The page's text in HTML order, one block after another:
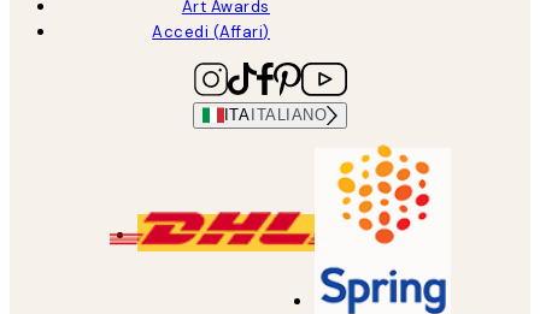
Art Awards
Accedi (Affari)
ITA ITALIANO